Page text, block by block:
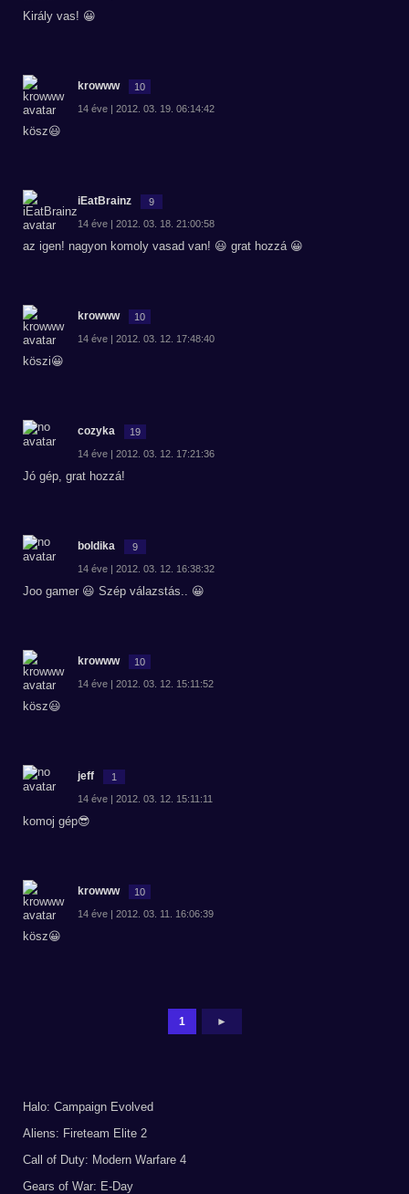
Király vas! 😀
krowww 10
14 éve | 2012. 03. 19. 06:14:42
kösz😃
iEatBrainz 9
14 éve | 2012. 03. 18. 21:00:58
az igen! nagyon komoly vasad van! 😃 grat hozzá 😀
krowww 10
14 éve | 2012. 03. 12. 17:48:40
köszi😀
cozyka 19
14 éve | 2012. 03. 12. 17:21:36
Jó gép, grat hozzá!
boldika 9
14 éve | 2012. 03. 12. 16:38:32
Joo gamer 😃 Szép válazstás.. 😀
krowww 10
14 éve | 2012. 03. 12. 15:11:52
kösz😃
jeff 1
14 éve | 2012. 03. 12. 15:11:11
komoj gép😎
krowww 10
14 éve | 2012. 03. 11. 16:06:39
kösz😀
1 ►
Halo: Campaign Evolved
Aliens: Fireteam Elite 2
Call of Duty: Modern Warfare 4
Gears of War: E-Day